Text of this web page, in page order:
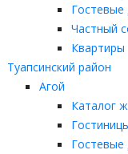
Гостевые
Частный
Квартиры
Туапсинский район
Агой
Каталог
Гостевые